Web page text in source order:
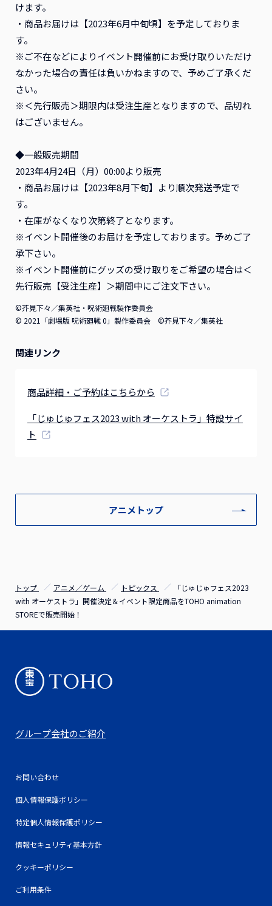
けます。
・商品お届けは【2023年6月中旬頃】を予定しておりま
す。
※ご不在などによりイベント開催前にお受け取りいただけ
なかった場合の責任は負いかねますので、予めご了承くだ
さい。
※＜先行販売＞期限内は受注生産となりますので、品切れ
はございません。
◆一般販売期間
2023年4月24日（月）00:00より販売
・商品お届けは【2023年8月下旬】より順次発送予定で
す。
・在庫がなくなり次第終了となります。
※イベント開催後のお届けを予定しております。予めご了
承下さい。
※イベント開催前にグッズの受け取りをご希望の場合は＜
先行販売【受注生産】＞期間中にご注文下さい。
©芥見下々／集英社・呪術廻戦製作委員会
© 2021「劇場版 呪術廻戦 0」製作委員会 ©芥見下々／集英社
関連リンク
商品詳細・ご予約はこちらから
「じゅじゅフェス2023 with オーケストラ」特設サイ
ト
アニメトップ
トップ アニメ／ゲーム トピックス
「じゅじゅフェス2023
with オーケストラ」開催決定＆イベント限定商品をTOHO animation
STOREで販売開始！
グループ会社のご紹介
お問い合わせ
個人情報保護ポリシー
特定個人情報保護ポリシー
情報セキュリティ基本方針
クッキーポリシー
ご利用条件